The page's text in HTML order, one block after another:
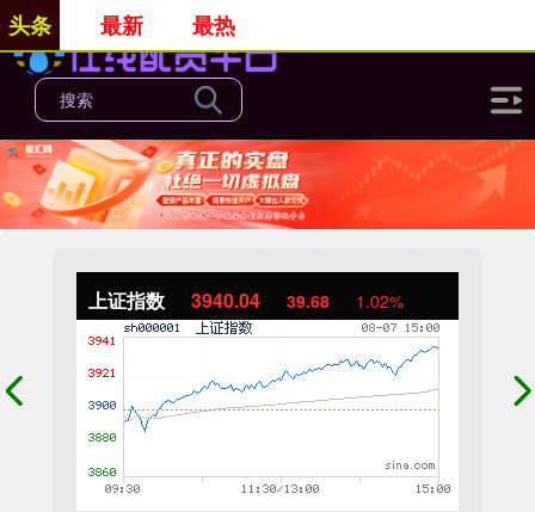
上证指数 3940.04 39.68 1.02%
头条 最新 最热